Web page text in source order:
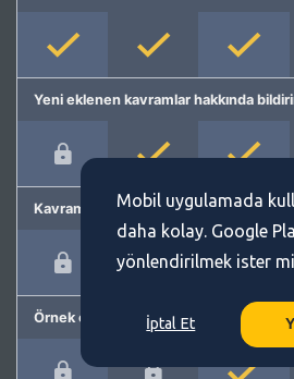
Yeni eklenen kavramlar hakkında
Kavram önerme
Örnek cümleler
Mobil uygulamada
daha kolay. Google
yönlendirilmek ister
İptal Et